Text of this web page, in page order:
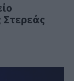
Στερεάς